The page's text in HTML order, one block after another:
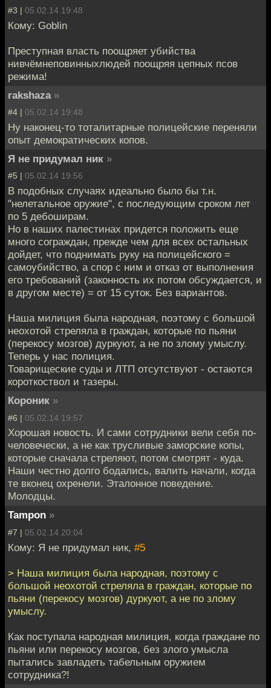
#3 | 05.02.14 19:48
Кому: Goblin
Преступная власть поощряет убийства
нивчёмнеповинныхлюдей поощряя цепных псов
режима!
rakshaza »
#4 | 05.02.14 19:48
Ну наконец-то тоталитарные полицейские переняли
опыт демократических копов.
Я не придумал ник »
#5 | 05.02.14 19:56
В подобных случаях идеально было бы т.н.
"нелетальное оружие", с последующим сроком лет
по 5 дебоширам.
Но в наших палестинах придется положить еще
много сограждан, прежде чем для всех остальных
дойдет, что поднимать руку на полицейского =
самоубийство, а спор с ним и отказ от выполнения
его требований (законность их потом обсуждается, и
в другом месте) = от 15 суток. Без вариантов.
Наша милиция была народная, поэтому с большой
неохотой стреляла в граждан, которые по пьяни
(перекосу мозгов) дуркуют, а не по злому умыслу.
Теперь у нас полиция.
Товарищеские суды и ЛТП отсутствуют - остаются
короткоствол и тазеры.
Короник »
#6 | 05.02.14 19:57
Хорошая новость. И сами сотрудники вели себя по-
человечески, а не как трусливые заморские копы,
которые сначала стреляют, потом смотрят - куда.
Наши честно долго бодались, валить начали, когда
те вконец охренели. Эталонное поведение.
Молодцы.
Tampon »
#7 | 05.02.14 20:04
Кому: Я не придумал ник, #5
> Наша милиция была народная, поэтому с
большой неохотой стреляла в граждан, которые по
пьяни (перекосу мозгов) дуркуют, а не по злому
умыслу.
Как поступала народная милиция, когда граждане по
пьяни или перекосу мозгов, без злого умысла
пытались завладеть табельным оружием
сотрудника?!